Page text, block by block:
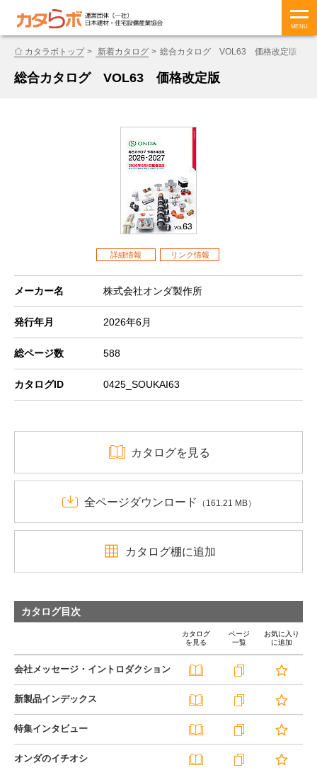
MENU
カタラボトップ 新着カタログ 総合カタログ VOL63 価格改定版
総合カタログ VOL63 価格改定版
詳細情報 リンク情報
メーカー名 株式会社オンダ製作所
発行年月 2026年6月
総ページ数 588
カタログID 0425_SOUKAI63
カタログを見る
全ページダウンロード （161.21 MB）
カタログ棚に追加
カタログ目次
カタログ
を見る
ページ
一覧
お気に入り
に追加
会社メッセージ・イントロダクション
新製品インデックス
特集インタビュー
オンダのイチオシ